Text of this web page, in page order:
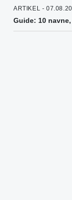
ARTIKEL -
Guide: 10